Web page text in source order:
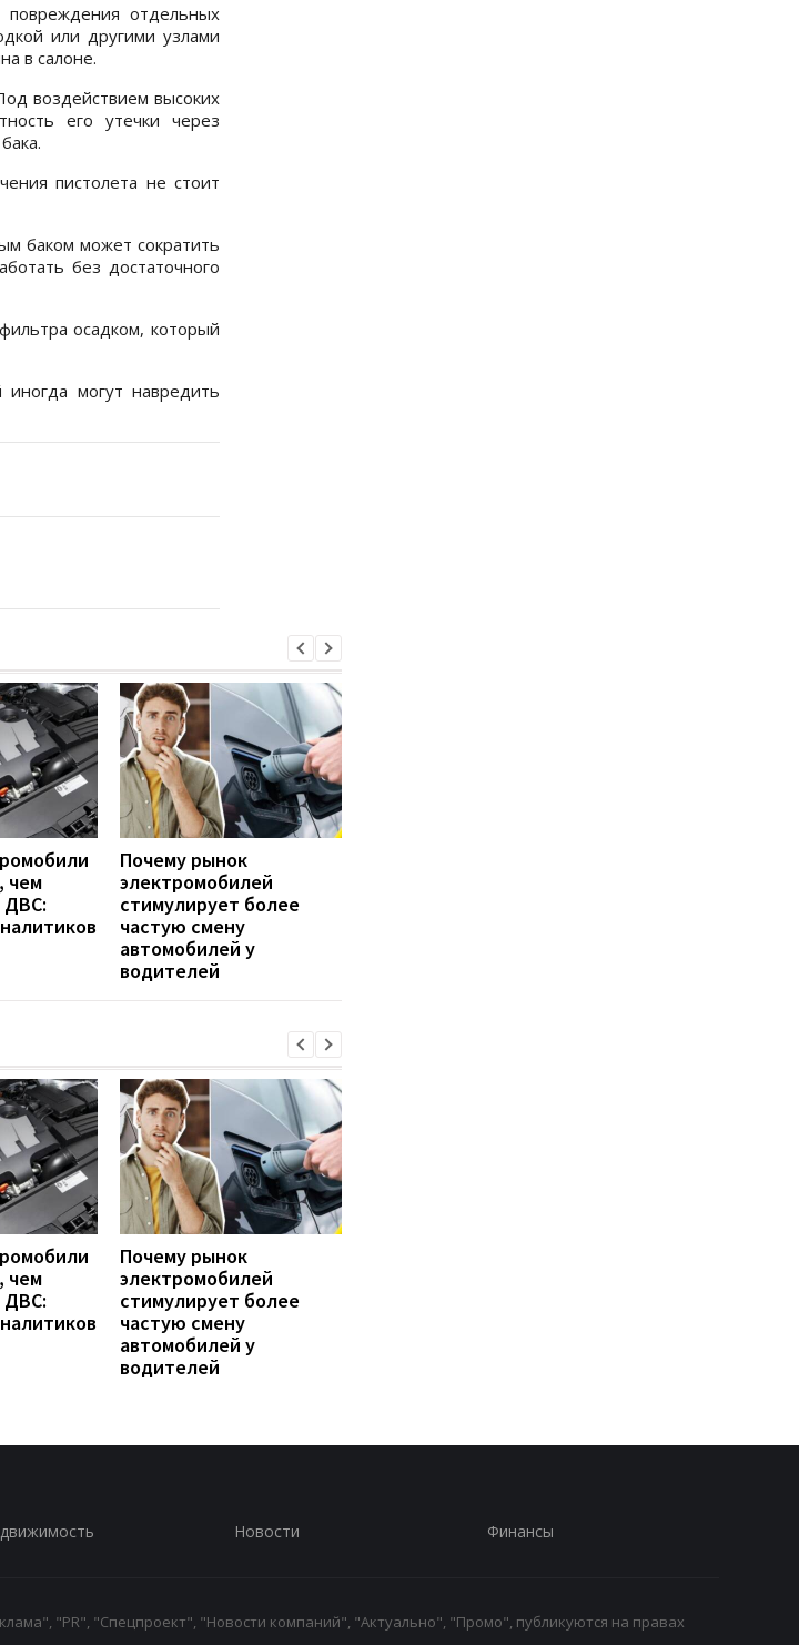
отдельных
или другими узлами
в салоне.
воздействием высоких
его утечки через
пистолета не стоит
баком может сократить
без достаточного
осадком, который
иногда могут навредить
чем
ДВС:
Почему рынок
электромобилей
стимулирует более
частую смену
автомобилей у
водителей
чем
ДВС:
Почему рынок
электромобилей
стимулирует более
частую смену
автомобилей у
водителей
Новости Финансы
"PR", "Спецпроект", "Новости компаний", "Актуально", "Промо", публикуются на правах